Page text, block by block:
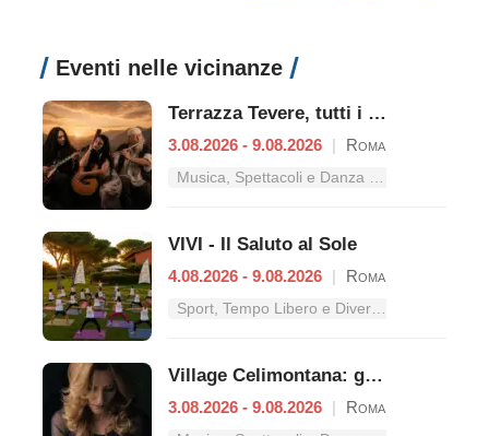
Eventi nelle vicinanze
Terrazza Tevere, tutti i concerti dal 3 al 9 agosto
3.08.2026 - 9.08.2026 | Roma
VIVI - Il Saluto al Sole
4.08.2026 - 9.08.2026 | Roma
Village Celimontana: gli appuntamenti dal 3 al 9 agosto
3.08.2026 - 9.08.2026 | Roma